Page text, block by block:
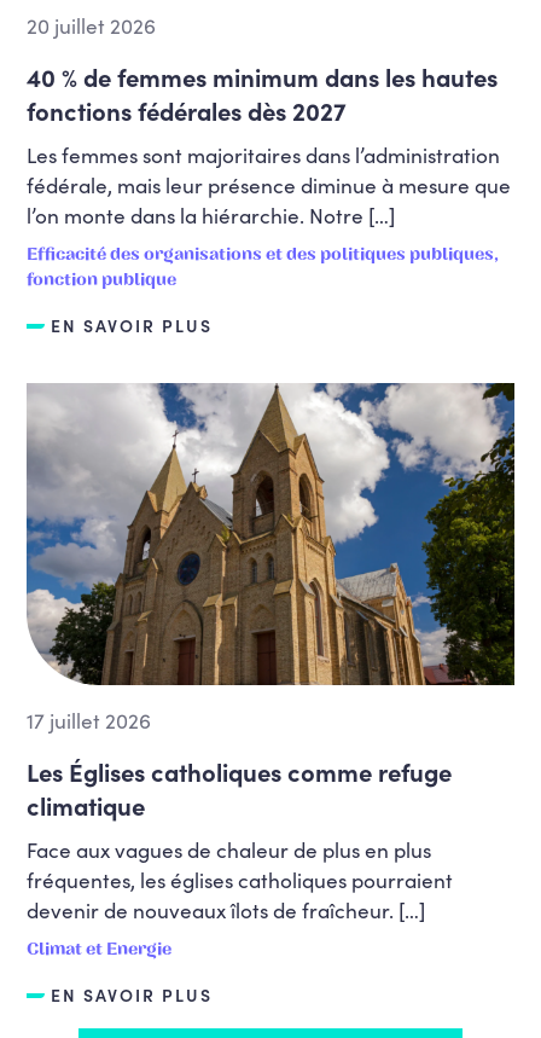
20 juillet 2026
40 % de femmes minimum dans les hautes
fonctions fédérales dès 2027
Les femmes sont majoritaires dans l’administration
fédérale, mais leur présence diminue à mesure que
l’on monte dans la hiérarchie. Notre […]
Efficacité des organisations et des politiques publiques,
fonction publique
EN SAVOIR PLUS
17 juillet 2026
Les Églises catholiques comme refuge
climatique
Face aux vagues de chaleur de plus en plus
fréquentes, les églises catholiques pourraient
devenir de nouveaux îlots de fraîcheur. […]
Climat et Energie
EN SAVOIR PLUS